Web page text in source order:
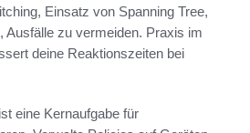
Einsatz von Spanning Tree,
Ausfälle zu vermeiden. Praxis im
deine Reaktionszeiten bei
eine Kernaufgabe für